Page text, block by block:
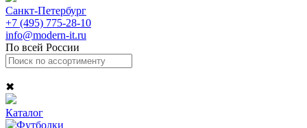
Санкт-Петербург
+7 (495) 775-28-10
info@modern-it.ru
По всей России
✖
Каталог